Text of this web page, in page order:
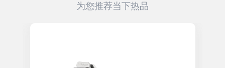
为您推荐当下热品